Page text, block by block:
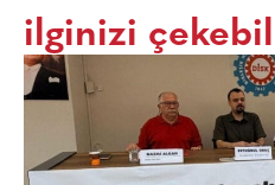
ilginizi